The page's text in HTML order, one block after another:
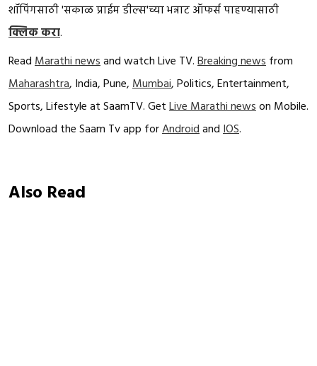
शॉपिंगसाठी 'सकाळ प्राईम डील्स'च्या भन्नाट ऑफर्स पाहण्यासाठी
क्लिक करा.
ReadMarathi newsand watch Live TV.Breaking newsfrom
Maharashtra, India, Pune,Mumbai, Politics, Entertainment,
Sports, Lifestyle at SaamTV. GetLive Marathi newson Mobile.
Download the Saam Tv app forAndroidandIOS.
Also Read